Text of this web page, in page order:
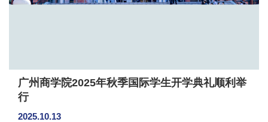
广州商学院2025年秋季国际学生开学典礼顺利举
行
2025.10.13